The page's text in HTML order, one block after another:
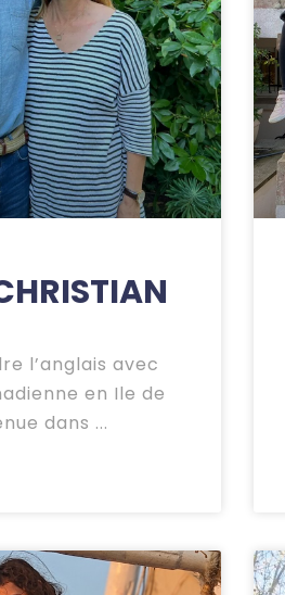
l’anglais avec
en Ile de
dans